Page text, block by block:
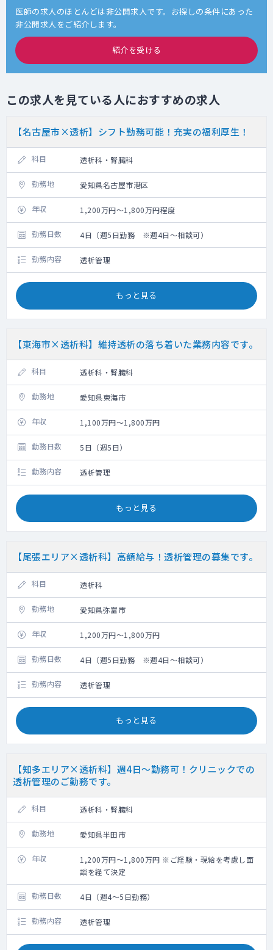
医師の求人のほとんどは非公開求人です。お探しの条件にあった
非公開求人をご紹介します。
紹介を受ける
この求人を見ている人におすすめの求人
【名古屋市×透析】シフト勤務可能！充実の福利厚生！
科目 透析科・腎臓科
勤務地 愛知県名古屋市港区
年収 1,200万円～1,800万円程度
勤務日数 4日（週5日勤務 ※週4日～相談可）
勤務内容 透析管理
もっと見る
【東海市×透析科】維持透析の落ち着いた業務内容です。
科目 透析科・腎臓科
勤務地 愛知県東海市
年収 1,100万円～1,800万円
勤務日数 5日（週5日）
勤務内容 透析管理
もっと見る
【尾張エリア×透析科】高額給与！透析管理の募集です。
科目 透析科
勤務地 愛知県弥富市
年収 1,200万円～1,800万円
勤務日数 4日（週5日勤務 ※週4日～相談可）
勤務内容 透析管理
もっと見る
【知多エリア×透析科】週4日～勤務可！クリニックでの
透析管理のご勤務です。
科目 透析科・腎臓科
勤務地 愛知県半田市
年収
1,200万円～1,800万円 ※ご経験・現給を考慮し面
談を経て決定
勤務日数 4日（週4～5日勤務）
勤務内容 透析管理